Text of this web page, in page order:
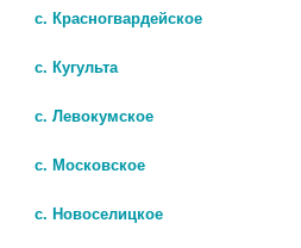
с. Красногвардейское
с. Кугульта
с. Левокумское
с. Московское
с. Новоселицкое